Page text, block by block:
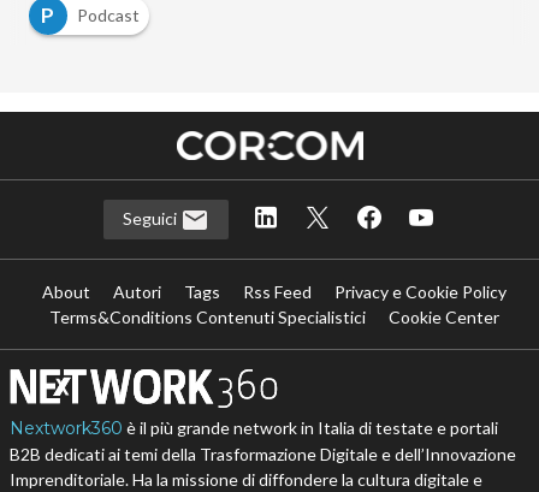
P
Podcast
Seguici
About Autori Tags Rss Feed
Privacy e Cookie Policy
Terms&Conditions Contenuti Specialistici
Cookie Center
Nextwork360 è il più grande network in Italia di testate e portali
B2B dedicati ai temi della Trasformazione Digitale e dell’Innovazione
Imprenditoriale. Ha la missione di diffondere la cultura digitale e